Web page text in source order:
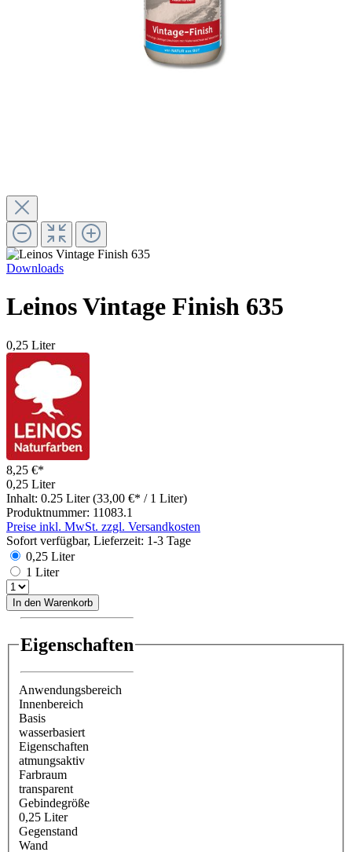
Downloads
Leinos Vintage Finish 635
0,25 Liter
8,25 €*
0,25 Liter
Inhalt: 0.25 Liter (33,00 €* / 1 Liter)
Produktnummer: 11083.1
Preise inkl. MwSt. zzgl. Versandkosten
Sofort verfügbar, Lieferzeit: 1-3 Tage
0,25 Liter
1 Liter
In den Warenkorb
Eigenschaften
Anwendungsbereich
Innenbereich
Basis
wasserbasiert
Eigenschaften
atmungsaktiv
Farbraum
transparent
Gebindegröße
0,25 Liter
Gegenstand
Wand